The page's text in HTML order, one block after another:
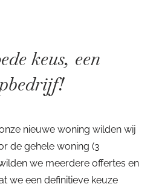
keus, een
nieuwe woning wilden wij
de gehele woning (3
we meerdere offertes en
we een definitieve keuze